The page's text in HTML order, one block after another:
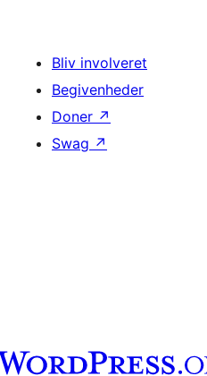
Bliv involveret
Begivenheder
Doner ↗
Swag ↗